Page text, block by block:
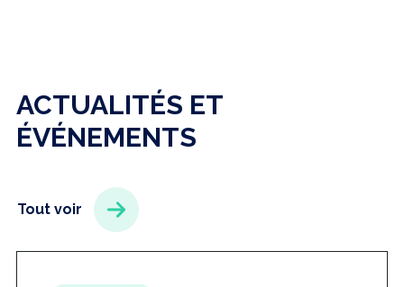
ACTUALITÉS ET
ÉVÉNEMENTS
Tout voir